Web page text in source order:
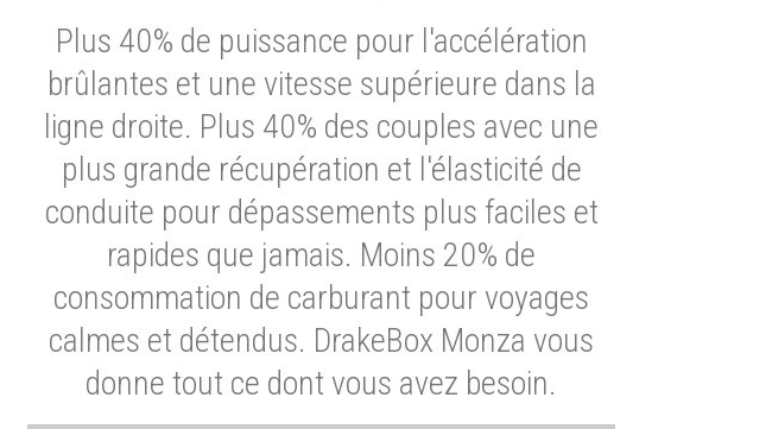
Plus 40% de puissance pour l'accélération
brûlantes et une vitesse supérieure dans la
ligne droite. Plus 40% des couples avec une
plus grande récupération et l'élasticité de
conduite pour dépassements plus faciles et
rapides que jamais. Moins 20% de
consommation de carburant pour voyages
calmes et détendus. DrakeBox Monza vous
donne tout ce dont vous avez besoin.